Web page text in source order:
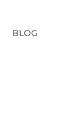
BLOG